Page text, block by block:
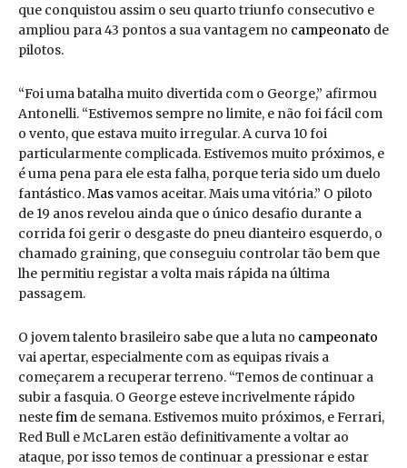
que conquistou assim o seu quarto triunfo consecutivo e
ampliou para 43 pontos a sua vantagem no campeonato de
pilotos.
“Foi uma batalha muito divertida com o George,” afirmou
Antonelli. “Estivemos sempre no limite, e não foi fácil com
o vento, que estava muito irregular. A curva 10 foi
particularmente complicada. Estivemos muito próximos, e
é uma pena para ele esta falha, porque teria sido um duelo
fantástico.Masvamos aceitar. Mais uma vitória.” O piloto
de 19 anos revelou ainda que o único desafio durante a
corrida foi gerir o desgaste do pneu dianteiro esquerdo, o
chamado graining, que conseguiu controlar tão bem que
lhe permitiu registar a volta mais rápida na última
passagem.
O jovem talento brasileiro sabe que a luta no campeonato
vai apertar, especialmente com as equipas rivais a
começarem a recuperar terreno. “Temos de continuar a
subir a fasquia. O George esteve incrivelmente rápido
nestefim de semana. Estivemos muito próximos, e Ferrari,
Red Bull e McLaren estão definitivamente a voltar ao
ataque, por isso temos de continuar a pressionar e estar